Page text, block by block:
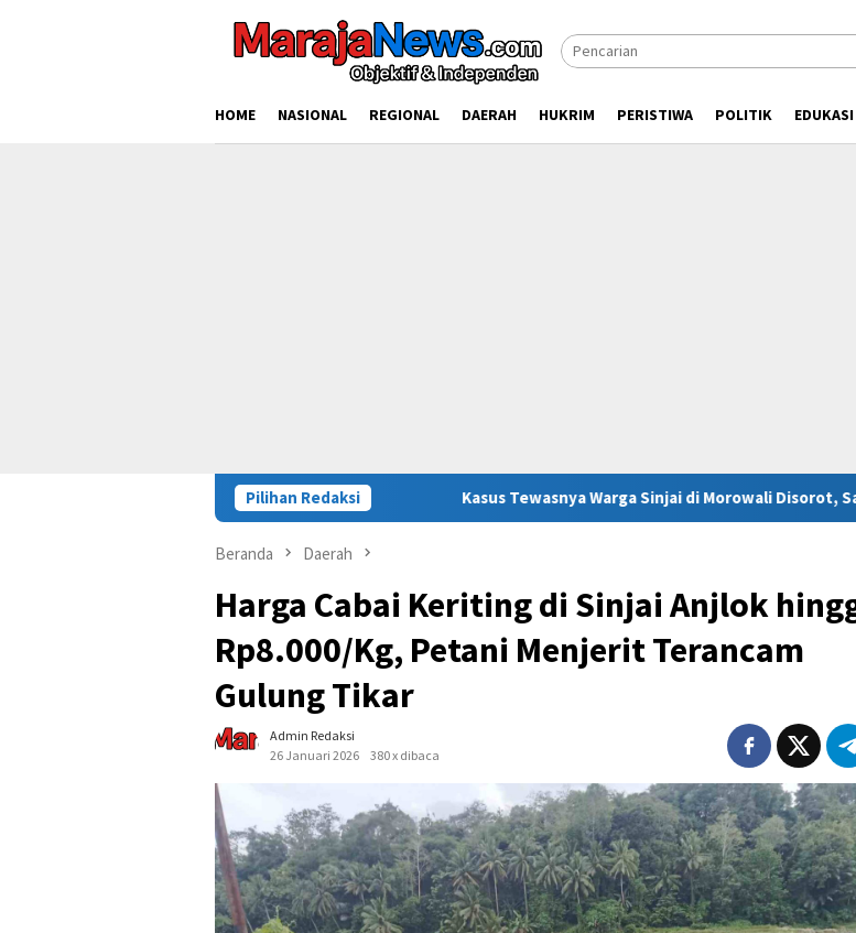
HOME NASIONAL REGIONAL DAERAH HUKRIM PERISTIWA POLITIK EDUKASI
Pilihan Redaksi
Kasus Tewasnya Warga Sinjai di Morowali Disorot, Saldi Desak Polisi Usut
Beranda Daerah
Harga Cabai Keriting di Sinjai Anjlok
Rp8.000/Kg, Petani Menjerit Terancam
Gulung Tikar
Admin Redaksi
26 Januari 2026
380 x dibaca